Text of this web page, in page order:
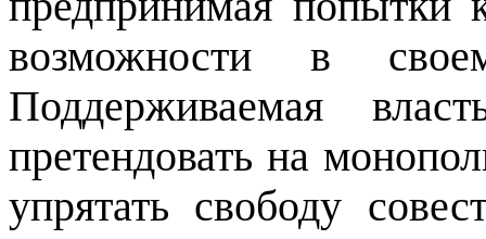
возможности в
Поддерживаемая
претендовать на
упрятать свободу